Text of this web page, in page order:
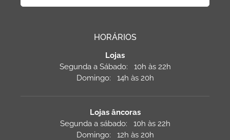
HORÁRIOS
Lojas
Segunda a Sábado: 10h às 22h
Domingo: 14h às 20h
Lojas âncoras
Segunda a sábado: 10h às 22h
Domingo: 12h às 20h